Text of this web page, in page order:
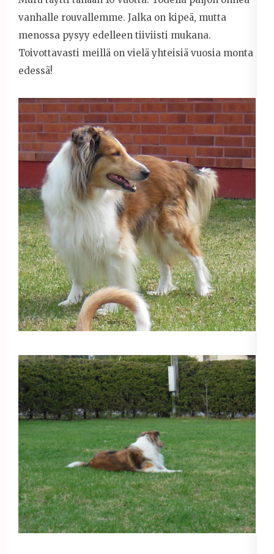
vanhalle rouvallemme. Jalka on kipeä, mutta
menossa pysyy edelleen tiiviisti mukana.
Toivottavasti meillä on vielä yhteisiä vuosia monta
edessä!